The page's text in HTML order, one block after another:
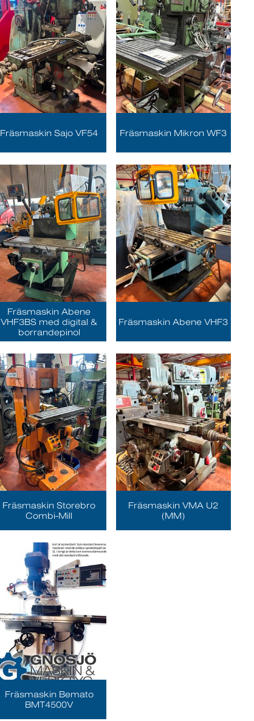
Fräsmaskin Sajo VF54 Fräsmaskin Mikron WF3
Fräsmaskin Abene
VHF3BS med digital &
borrandepinol
Fräsmaskin Abene VHF3
Fräsmaskin Storebro
Combi-Mill
Fräsmaskin VMA U2
(MM)
Fräsmaskin Bemato
BMT4500V